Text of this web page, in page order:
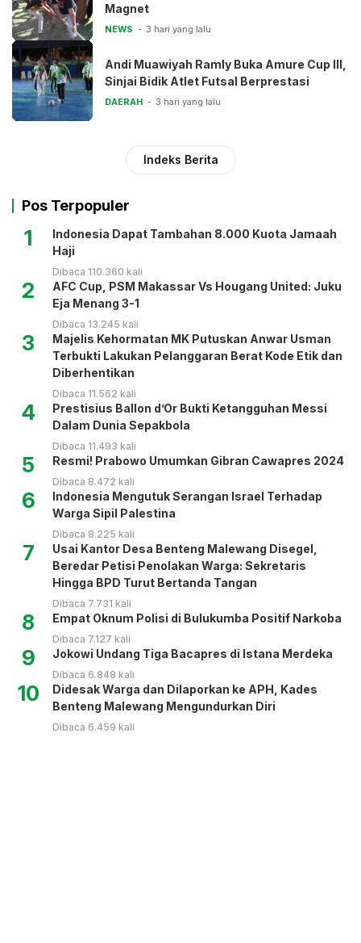
Magnet
NEWS 3 hari yang lalu
Andi Muawiyah Ramly Buka Amure Cup III,
Sinjai Bidik Atlet Futsal Berprestasi
DAERAH 3 hari yang lalu
Indeks Berita
Pos Terpopuler
1
Indonesia Dapat Tambahan 8.000 Kuota Jamaah
Haji
Dibaca 110.360 kali
2
AFC Cup, PSM Makassar Vs Hougang United: Juku
Eja Menang 3-1
Dibaca 13.245 kali
3
Majelis Kehormatan MK Putuskan Anwar Usman
Terbukti Lakukan Pelanggaran Berat Kode Etik dan
Diberhentikan
Dibaca 11.562 kali
4
Prestisius Ballon d’Or Bukti Ketangguhan Messi
Dalam Dunia Sepakbola
Dibaca 11.493 kali
5 Resmi! Prabowo Umumkan Gibran Cawapres 2024
Dibaca 8.472 kali
6
Indonesia Mengutuk Serangan Israel Terhadap
Warga Sipil Palestina
Dibaca 8.225 kali
7
Usai Kantor Desa Benteng Malewang Disegel,
Beredar Petisi Penolakan Warga: Sekretaris
Hingga BPD Turut Bertanda Tangan
Dibaca 7.731 kali
8 Empat Oknum Polisi di Bulukumba Positif Narkoba
Dibaca 7.127 kali
9 Jokowi Undang Tiga Bacapres di Istana Merdeka
Dibaca 6.848 kali
10
Didesak Warga dan Dilaporkan ke APH, Kades
Benteng Malewang Mengundurkan Diri
Dibaca 6.459 kali